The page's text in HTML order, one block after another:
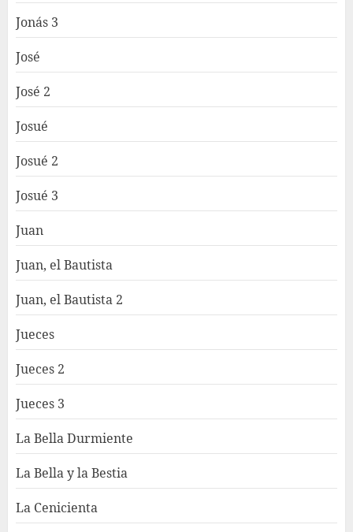
Jonás 3
José
José 2
Josué
Josué 2
Josué 3
Juan
Juan, el Bautista
Juan, el Bautista 2
Jueces
Jueces 2
Jueces 3
La Bella Durmiente
La Bella y la Bestia
La Cenicienta